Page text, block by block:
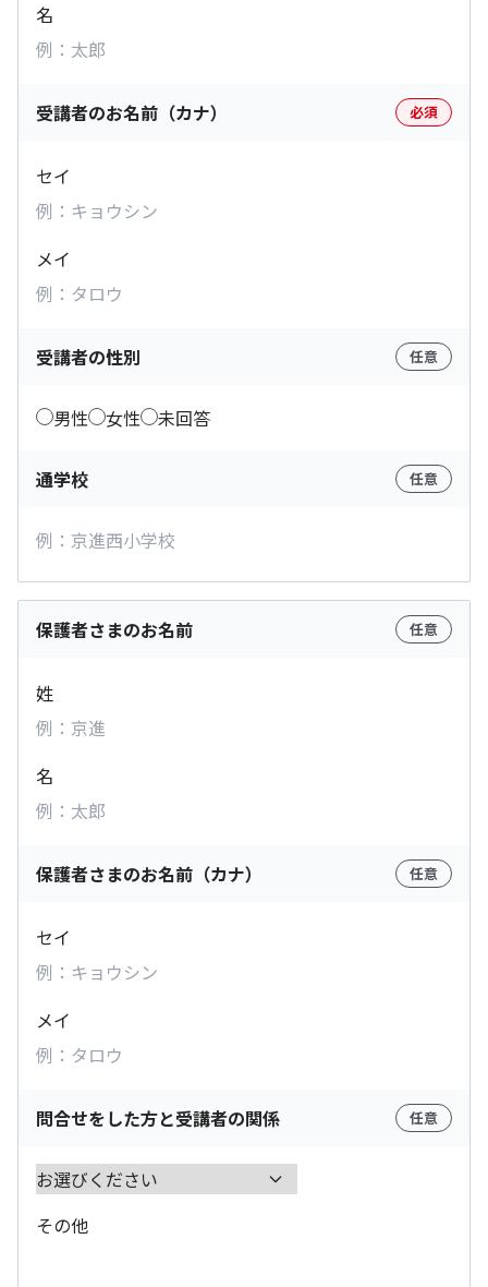
名
受講者のお名前（カナ） 必須
セイ
メイ
受講者の性別 任意
男性 女性 未回答
通学校 任意
保護者さまのお名前 任意
姓
名
保護者さまのお名前（カナ） 任意
セイ
メイ
問合せをした方と受講者の関係 任意
その他